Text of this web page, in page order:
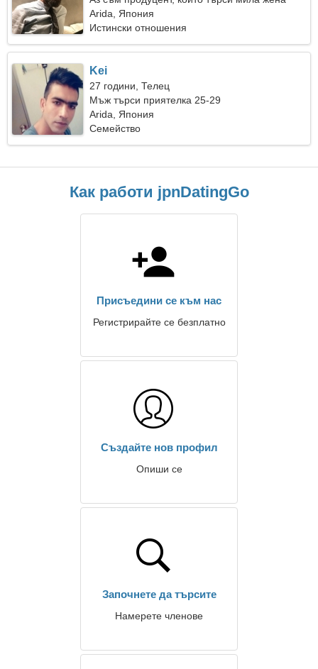
Arida, Япония
Истински отношения
Kei
27 години, Телец
Мъж търси приятелка 25-29
Arida, Япония
Семейство
Как работи jpnDatingGo
Присъедини се към нас
Регистрирайте се безплатно
Създайте нов профил
Опиши се
Започнете да търсите
Намерете членове